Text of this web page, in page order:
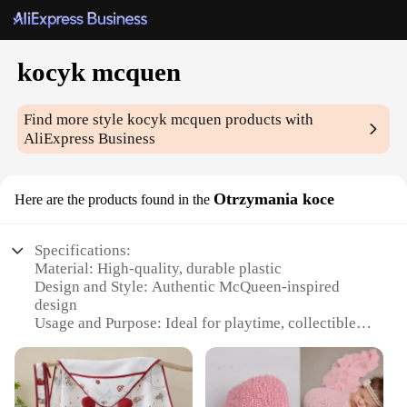
kocyk mcquen
Find more stylekocyk mcquen products with
AliExpress Business
Here are the products found in the Otrzymania koce
Specifications:
Material: High-quality, durable plastic
Design and Style: Authentic McQueen-inspired
design
Usage and Purpose: Ideal for playtime, collectibles,
Performance and Property: Sturdy and resistant to
wear and tear
Shape or Size or Weight or Quantity: Compact and